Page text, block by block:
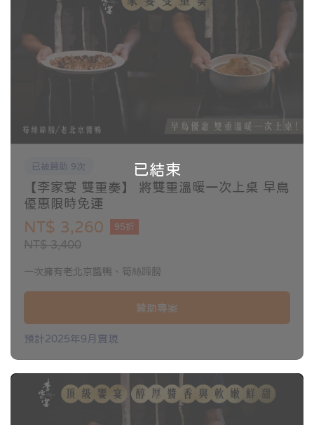
已結束
已被贊助 9次
【李家宴 雙重奏】 將雙重溫暖一次上桌 早鳥
優惠限時免運
NT$ 3,260 95折
NT$ 3,400
一次擁有老北京醬鴨、筍絲蹄膀
贊助專案
預計2025年9月實現